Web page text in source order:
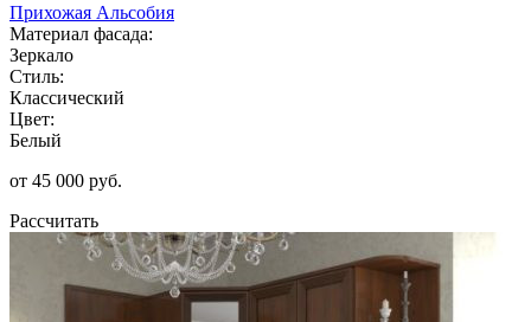
Прихожая Альсобия
Материал фасада:
Зеркало
Стиль:
Классический
Цвет:
Белый
от 45 000 руб.
Рассчитать